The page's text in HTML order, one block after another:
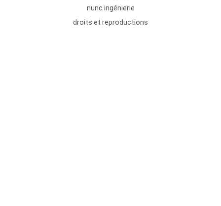
nunc ingénierie
droits et reproductions